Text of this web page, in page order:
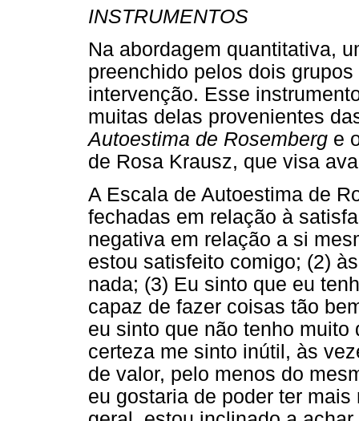
INSTRUMENTOS
Na abordagem quantitativa,
preenchido pelos dois
intervenção. Esse
muitas delas provenientes
Autoestima de Rosemberg e
de Rosa Krausz, que visa
A Escala de Autoestima de
fechadas em relação à
negativa em relação a si
estou satisfeito comigo; (2)
nada; (3) Eu sinto que eu
capaz de fazer coisas tão
eu sinto que não tenho
certeza me sinto inútil, às
de valor, pelo menos do
eu gostaria de poder ter